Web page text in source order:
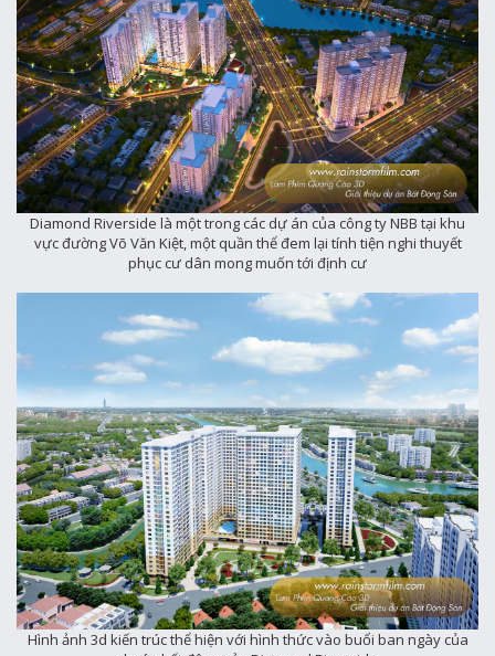
Diamond Riverside là một trong các dự án của công ty NBB tại khu
vực đường Võ Văn Kiệt, một quần thể đem lại tính tiện nghi thuyết
phục cư dân mong muốn tới định cư
Hình ảnh 3d kiến trúc thể hiện với hình thức vào buổi ban ngày của